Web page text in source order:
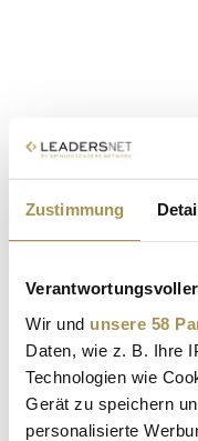
Zustimmung
Wir und unsere 58
Daten, wie z. B. Ihre
Technologien wie
Gerät zu speichern
personalisierte